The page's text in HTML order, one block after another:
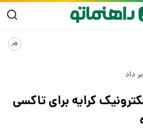
داد
کرایه برای تاکسی